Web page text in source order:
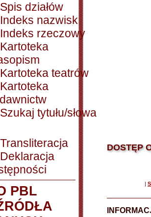
Spis działów
Indeks nazwisk
Indeks rzeczowy
Kartoteka
Kartoteka teatrów
Kartoteka
Szukaj tytułu/słowa
Transliteracja
Deklaracja
PBL
DOSTĘP
|